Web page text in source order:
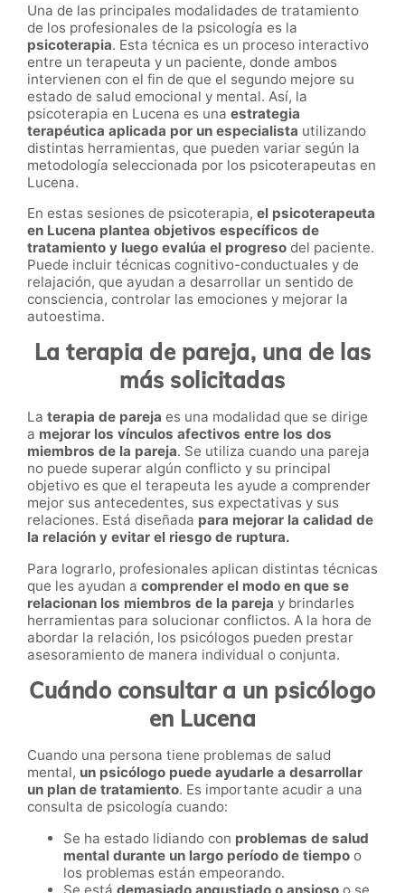
Una de las principales modalidades de tratamiento
de los profesionales de la psicología es la
psicoterapia. Esta técnica es un proceso interactivo
entre un terapeuta y un paciente, donde ambos
intervienen con el fin de que el segundo mejore su
estado de salud emocional y mental. Así, la
psicoterapia en Lucena es una estrategia
terapéutica aplicada por un especialista utilizando
distintas herramientas, que pueden variar según la
metodología seleccionada por los psicoterapeutas en
Lucena.
En estas sesiones de psicoterapia, el psicoterapeuta
en Lucena plantea objetivos específicos de
tratamiento y luego evalúa el progreso del paciente.
Puede incluir técnicas cognitivo-conductuales y de
relajación, que ayudan a desarrollar un sentido de
consciencia, controlar las emociones y mejorar la
autoestima.
La terapia de pareja, una de las
más solicitadas
La terapia de pareja es una modalidad que se dirige
a mejorar los vínculos afectivos entre los dos
miembros de la pareja. Se utiliza cuando una pareja
no puede superar algún conflicto y su principal
objetivo es que el terapeuta les ayude a comprender
mejor sus antecedentes, sus expectativas y sus
relaciones. Está diseñada para mejorar la calidad de
la relación y evitar el riesgo de ruptura.
Para lograrlo, profesionales aplican distintas técnicas
que les ayudan a comprender el modo en que se
relacionan los miembros de la pareja y brindarles
herramientas para solucionar conflictos. A la hora de
abordar la relación, los psicólogos pueden prestar
asesoramiento de manera individual o conjunta.
Cuándo consultar a un psicólogo
en Lucena
Cuando una persona tiene problemas de salud
mental, un psicólogo puede ayudarle a desarrollar
un plan de tratamiento. Es importante acudir a una
consulta de psicología cuando:
Se ha estado lidiando con problemas de salud
mental durante un largo período de tiempo o
los problemas están empeorando.